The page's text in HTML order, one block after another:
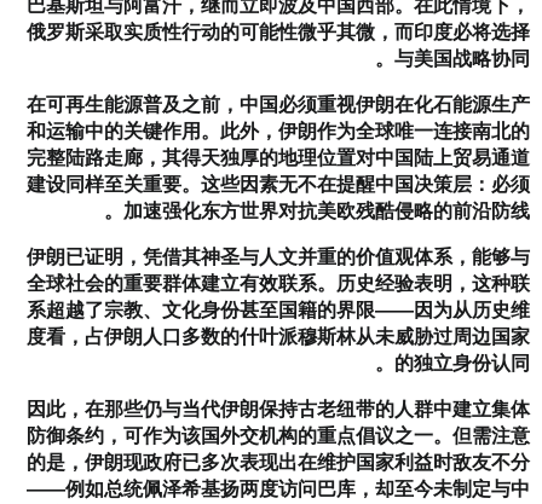
巴基斯坦与阿富汗，继而立即波及中国西部。在此情境下，
俄罗斯采取实质性行动的可能性微乎其微，而印度必将选择
与美国战略协同。
在可再生能源普及之前，中国必须重视伊朗在化石能源生产
和运输中的关键作用。此外，伊朗作为全球唯一连接南北的
完整陆路走廊，其得天独厚的地理位置对中国陆上贸易通道
建设同样至关重要。这些因素无不在提醒中国决策层：必须
加速强化东方世界对抗美欧残酷侵略的前沿防线。
伊朗已证明，凭借其神圣与人文并重的价值观体系，能够与
全球社会的重要群体建立有效联系。历史经验表明，这种联
系超越了宗教、文化身份甚至国籍的界限——因为从历史维
度看，占伊朗人口多数的什叶派穆斯林从未威胁过周边国家
的独立身份认同。
因此，在那些仍与当代伊朗保持古老纽带的人群中建立集体
防御条约，可作为该国外交机构的重点倡议之一。但需注意
的是，伊朗现政府已多次表现出在维护国家利益时敌友不分
——例如总统佩泽希基扬两度访问巴库，却至今未制定与中